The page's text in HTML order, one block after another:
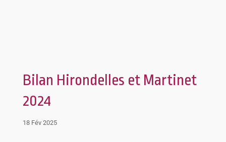
Bilan Hirondelles et Martinet
2024
18 Fév 2025